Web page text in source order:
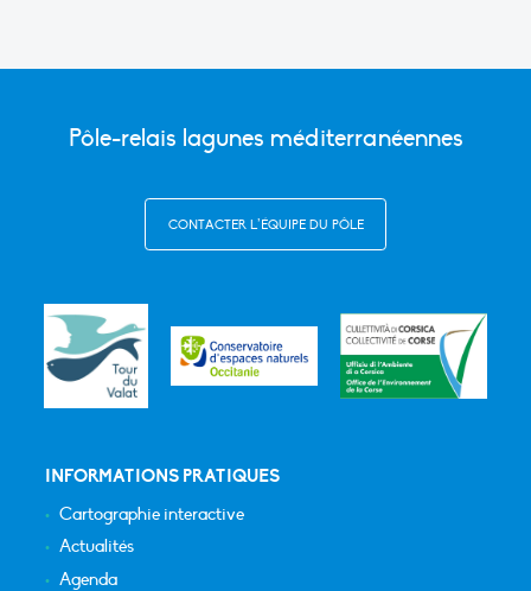
Pôle-relais lagunes méditerranéennes
CONTACTER L’ÉQUIPE DU PÔLE
INFORMATIONS PRATIQUES
Cartographie interactive
Actualités
Agenda